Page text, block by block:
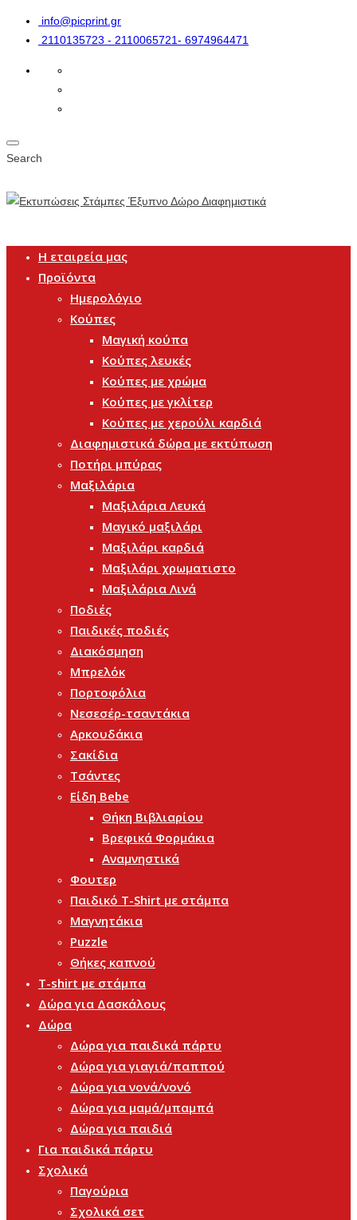
info@picprint.gr
2110135723 - 2110065721- 6974964471
Search
Η εταιρεία μας
Προϊόντα
Ημερολόγιο
Κούπες
Μαγική κούπα
Κούπες λευκές
Κούπες με χρώμα
Κούπες με γκλίτερ
Κούπες με χερούλι καρδιά
Διαφημιστικά δώρα με εκτύπωση
Ποτήρι μπύρας
Μαξιλάρια
Μαξιλάρια Λευκά
Μαγικό μαξιλάρι
Μαξιλάρι καρδιά
Μαξιλάρι χρωματιστο
Μαξιλάρια Λινά
Ποδιές
Παιδικές ποδιές
Διακόσμηση
Μπρελόκ
Πορτοφόλια
Νεσεσέρ-τσαντάκια
Αρκουδάκια
Σακίδια
Τσάντες
Είδη Bebe
Θήκη Βιβλιαρίου
Βρεφικά Φορμάκια
Αναμνηστικά
Φουτερ
Παιδικό T-Shirt με στάμπα
Μαγνητάκια
Puzzle
Θήκες καπνού
T-shirt με στάμπα
Δώρα για Δασκάλους
Δώρα
Δώρα για παιδικά πάρτυ
Δώρα για γιαγιά/παππού
Δώρα για νονά/νονό
Δώρα για μαμά/μπαμπά
Δώρα για παιδιά
Για παιδικά πάρτυ
Σχολικά
Παγούρια
Σχολικά σετ